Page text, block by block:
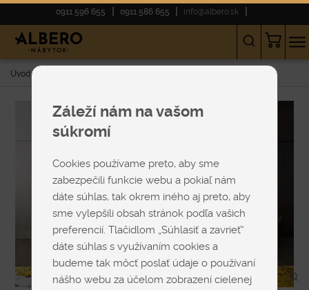
0911 596 655 0911 586 655 info@albero.sk
Úvod
Záleží nám na vašom
súkromí
Cookies používame preto, aby sme
zabezpečili funkcie webu a pokiaľ nám
dáte súhlas, tak okrem iného aj preto, aby
sme vylepšili obsah stránok podľa vašich
preferencií. Tlačidlom „Súhlasiť a zavrieť“
dáte súhlas s využívaním cookies a
budeme tak môcť poslať údaje o používaní
nášho webu za účelom zobrazení cielenej